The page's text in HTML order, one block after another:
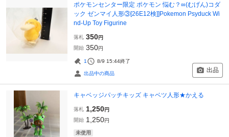
ポケモンセンター限定 ポケモン 悩む？∞(むげん)コダ
ック ゼンマイ人形③[26E12検]]Pokemon Psyduck Wi
nd-Up Toy Figurine
落札 350円
開始 350円
1 8/9 15:44終了
出品中の商品 出品
キャベッジパッチキッズ キャベツ人形★かえる
落札 1,250円
開始 1,250円
未使用